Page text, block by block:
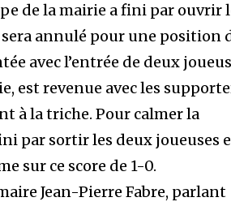
de la mairie a fini par ouvrir
annulé pour une position
avec l’entrée de deux
est revenue avec les
à la triche. Pour calmer la
par sortir les deux joueuses
sur ce score de 1-0.
Jean-Pierre Fabre, parlant